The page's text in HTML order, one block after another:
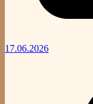
17.06.2026